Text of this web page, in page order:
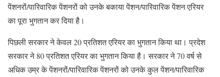
पेंशनरों/पारिवारिक पेंशनरों को उनके बकाया पेंशन/पारिवारिक पेंशन एरियर
का पूरा भुगतान कर दिया है।
पिछली सरकार ने केवल 20 प्रतिशत एरियर का भुगतान किया था। प्रदेश
सरकार ने 80 प्रतिशत एरियर का भुगतान किया है। सरकार ने 70 वर्ष से
अधिक उम्र के पेंशनरों/पारिवारिक पेंशनरों को उनके कुल पेंशन/पारिवारिक